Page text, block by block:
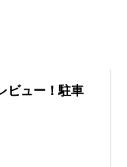
ビュー！駐車